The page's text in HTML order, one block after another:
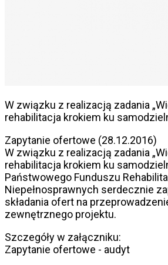
W związku z realizacją zadania
rehabilitacja krokiem ku
Zapytanie ofertowe (28.12.2016)
W związku z realizacją zadania
rehabilitacja krokiem ku
Państwowego Funduszu
Niepełnosprawnych serdecznie
składania ofert na
zewnętrznego projektu.
Szczegóły w załączniku:
Zapytanie ofertowe - audyt